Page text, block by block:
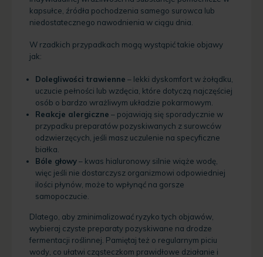
kapsułce, źródła pochodzenia samego surowca lub
niedostatecznego nawodnienia w ciągu dnia.
W rzadkich przypadkach mogą wystąpić takie objawy
jak:
Dolegliwości trawienne – lekki dyskomfort w żołądku,
uczucie pełności lub wzdęcia, które dotyczą najczęściej
osób o bardzo wrażliwym układzie pokarmowym.
Reakcje alergiczne – pojawiają się sporadycznie w
przypadku preparatów pozyskiwanych z surowców
odzwierzęcych, jeśli masz uczulenie na specyficzne
białka.
Bóle głowy– kwas hialuronowy silnie wiąże wodę,
więc jeśli nie dostarczysz organizmowi odpowiedniej
ilości płynów, może to wpłynąć na gorsze
samopoczucie.
Dlatego, aby zminimalizować ryzyko tych objawów,
wybieraj czyste preparaty pozyskiwane na drodze
fermentacji roślinnej. Pamiętaj też o regularnym piciu
wody, co ułatwi cząsteczkom prawidłowe działanie i